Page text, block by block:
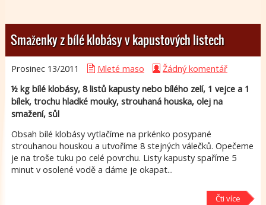
Smaženky z bílé klobásy v kapustových listech
Prosinec 13/2011 Mleté maso
Žádný komentář
½ kg bílé klobásy, 8 listů kapusty nebo bílého zelí, 1 vejce a 1
bílek, trochu hladké mouky, strouhaná houska, olej na
smažení, sůl
Obsah bílé klobásy vytlačíme na prkénko posypané
strouhanou houskou a utvoříme 8 stejných válečků. Opečeme
je na troše tuku po celé povrchu. Listy kapusty spaříme 5
minut v osolené vodě a dáme je okapat...
Čti více